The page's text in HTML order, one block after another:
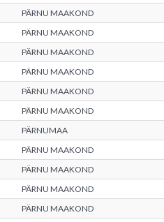
PÄRNU MAAKOND
PÄRNU MAAKOND
PÄRNU MAAKOND
PÄRNU MAAKOND
PÄRNU MAAKOND
PÄRNU MAAKOND
PÄRNUMAA
PÄRNU MAAKOND
PÄRNU MAAKOND
PÄRNU MAAKOND
PÄRNU MAAKOND